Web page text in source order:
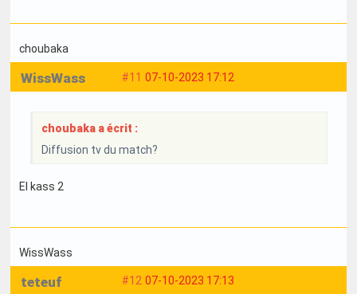
choubaka
#11 07-10-2023 17:12
WissWass
choubaka a écrit :
Diffusion tv du match?
El kass 2
WissWass
#12 07-10-2023 17:13
teteuf